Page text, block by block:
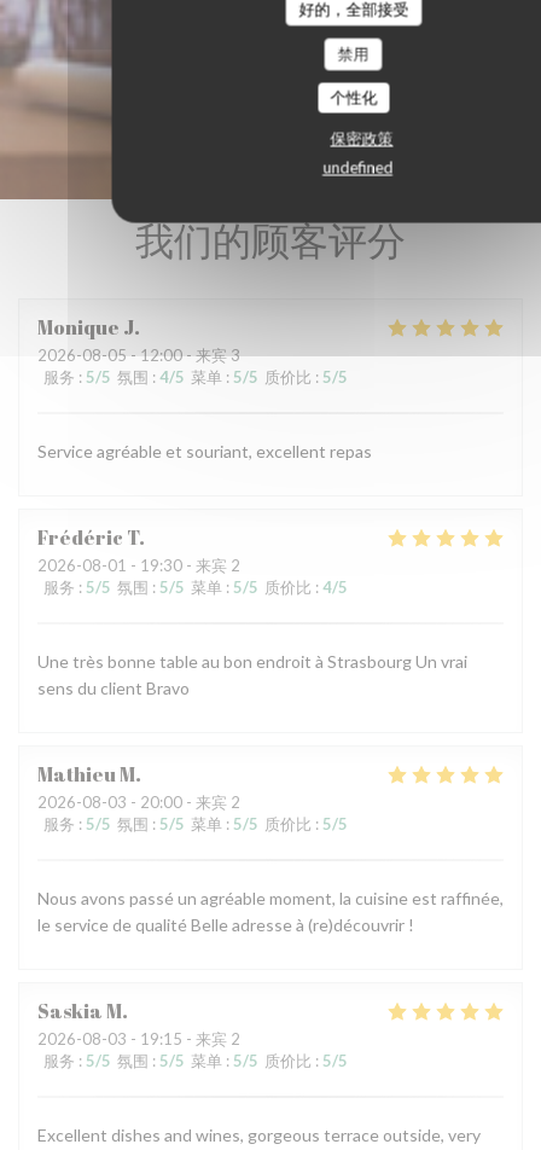
好的，全部接受
禁用
个性化
保密政策
undefined
我们的顾客评分
Monique J
2026-08-05 - 12:00 - 来宾 3
服务 : 5/5 氛围 : 4/5 菜单 : 5/5 质价比 : 5/5
Service agréable et souriant, excellent repas
Frédéric T
2026-08-01 - 19:30 - 来宾 2
服务 : 5/5 氛围 : 5/5 菜单 : 5/5 质价比 : 4/5
Une très bonne table au bon endroit à Strasbourg Un vrai
sens du client Bravo
MathieuM
2026-08-03 - 20:00 - 来宾 2
服务 : 5/5 氛围 : 5/5 菜单 : 5/5 质价比 : 5/5
Nous avons passé un agréable moment, la cuisine est raffinée,
le service de qualité Belle adresse à (re)découvrir !
SaskiaM
2026-08-03 - 19:15 - 来宾 2
服务 : 5/5 氛围 : 5/5 菜单 : 5/5 质价比 : 5/5
Excellent dishes and wines, gorgeous terrace outside, very